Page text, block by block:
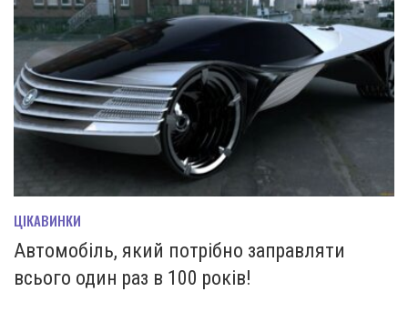
ЦІКАВИНКИ
Автомобіль, який потрібно заправляти
всього один раз в 100 років!